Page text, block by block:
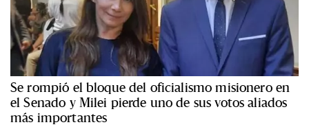
Se rompió el bloque del oficialismo misionero en
el Senado y Milei pierde uno de sus votos aliados
más importantes